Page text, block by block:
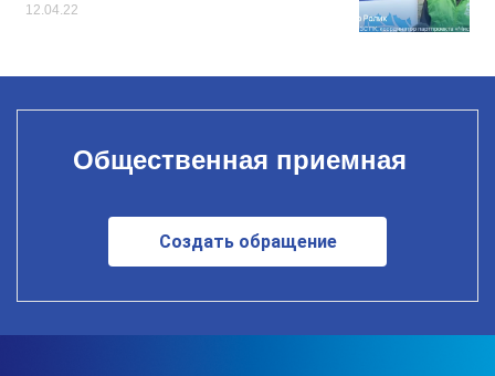
12.04.22
Общественная приемная
Создать обращение